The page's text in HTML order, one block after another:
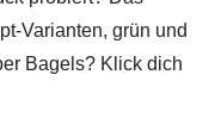
Varianten, grün und
Bagels? Klick dich